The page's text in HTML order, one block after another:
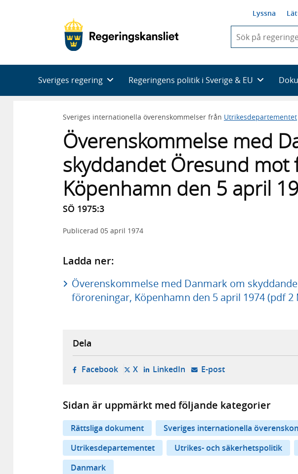
Lyssna
du
skriva
framträder
en
med
Sveriges regering Regeringens politik i Sverige & EU
Sveriges internationella överenskommelser från Utrikesdepartementet
Överenskommelse med
skyddandet Öresund mot
Köpenhamn den 5 april
SÖ 1975:3
Publicerad 05 april 1974
Ladda ner:
Överenskommelse med Danmark om
föroreningar, Köpenhamn den 5 april 1974 (pdf 2
Dela
Facebook- öppnas i ny flik, extern webbplats,
X- öppnas i ny flik, extern webbplats,
LinkedIn- öppnas i ny flik, extern
E-post- öppnar din e-
Sidan är uppmärkt med följande kategorier
Rättsliga dokument Sveriges internationella
Utrikesdepartementet
Utrikes- och säkerhetspolitik
Danmark